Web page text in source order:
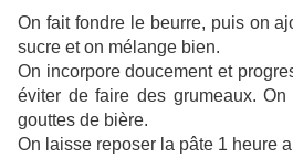
On fait fondre le beurre, puis on
sucre et on mélange bien.
On incorpore doucement et
éviter de faire des grumeaux.
gouttes de bière.
On laisse reposer la pâte 1 heure